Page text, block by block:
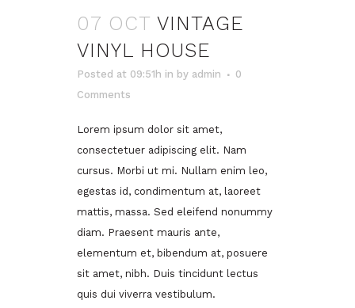
07 OCT VINTAGE
VINYL HOUSE
Posted at 09:51h in by admin
0
Comments
Lorem ipsum dolor sit amet,
consectetuer adipiscing elit. Nam
cursus. Morbi ut mi. Nullam enim leo,
egestas id, condimentum at, laoreet
mattis, massa. Sed eleifend nonummy
diam. Praesent mauris ante,
elementum et, bibendum at, posuere
sit amet, nibh. Duis tincidunt lectus
quis dui viverra vestibulum.